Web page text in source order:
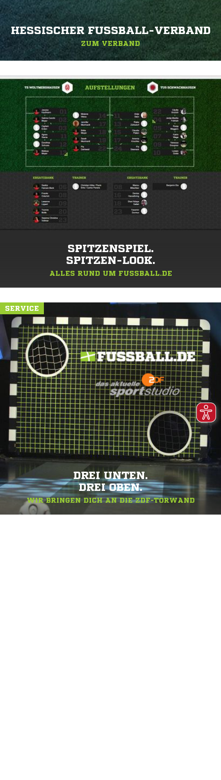
HESSISCHER FUSSBALL-VERBAND
ZUM VERBAND
SPITZENSPIEL.
SPITZEN-LOOK.
ALLES RUND UM FUSSBALL.DE
SERVICE
DREI UNTEN.
DREI OBEN.
WIR BRINGEN DICH AN DIE ZDF-TORWAND